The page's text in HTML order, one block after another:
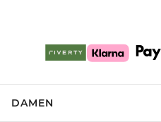
DAMEN